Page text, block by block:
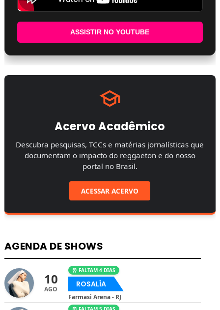
ASSISTIR NO YOUTUBE
Acervo Acadêmico
Descubra pesquisas, TCCs e matérias jornalísticas que
documentam o impacto do reggaeton e do nosso
portal no Brasil.
ACESSAR ACERVO
AGENDA DE SHOWS
10
AGO
⏰ FALTAM 4 DIAS
ROSALÍA
Farmasi Arena - RJ